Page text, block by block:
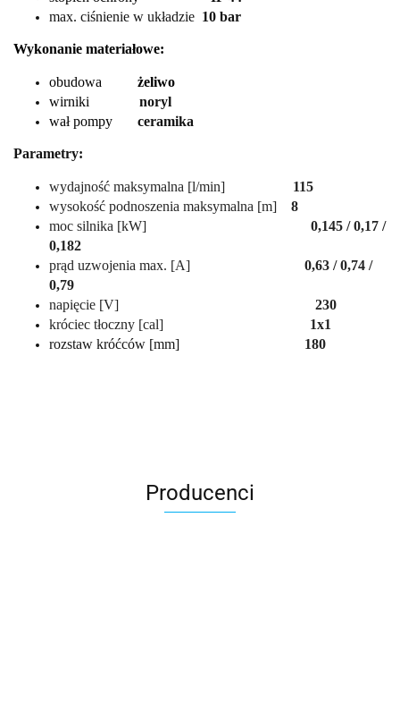
max. ciśnienie w układzie 10 bar
Wykonanie materiałowe:
obudowa żeliwo
wirniki
noryl
wał pompy
ceramika
Parametry:
wydajność maksymalna [l/min]
115
wysokość podnoszenia maksymalna [m] 8
moc silnika [kW] 0,145 / 0,17 /
0,182
prąd uzwojenia max. [A] 0,63 / 0,74 /
0,79
napięcie [V] 230
króciec tłoczny [cal] 1x1
rozstaw króćców [mm]
180
Producenci